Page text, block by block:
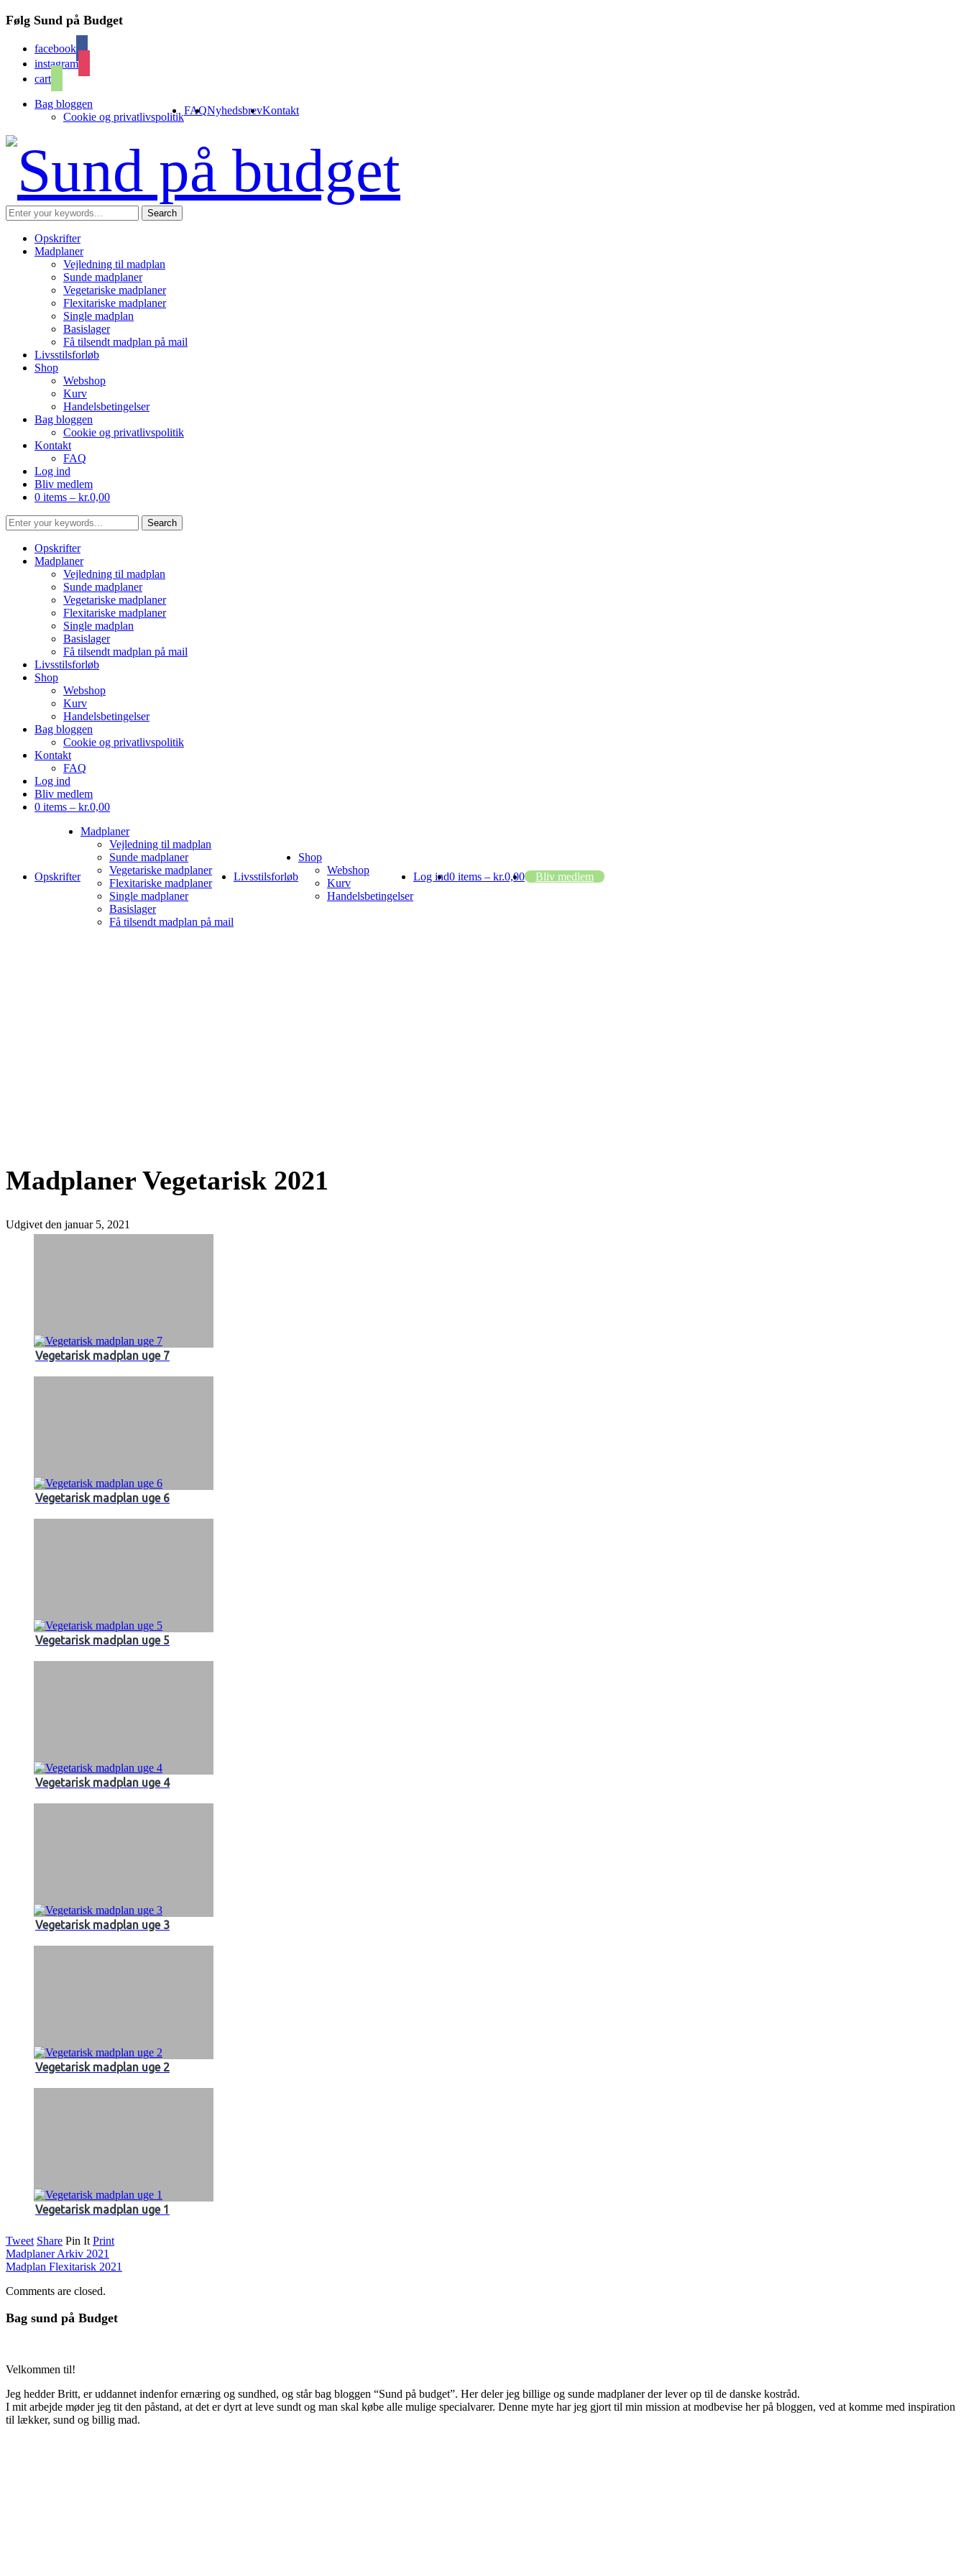
Følg Sund på Budget
facebook
instagram
cart
Bag bloggen
Cookie og privatlivspolitik
FAQNyhedsbrevKontakt
Opskrifter
Madplaner
Vejledning til madplan
Sunde madplaner
Vegetariske madplaner
Flexitariske madplaner
Single madplan
Basislager
Få tilsendt madplan på mail
Livsstilsforløb
Shop
Webshop
Kurv
Handelsbetingelser
Bag bloggen
Cookie og privatlivspolitik
Kontakt
FAQ
Log ind
Bliv medlem
0 items – kr.0,00
Opskrifter
Madplaner
Vejledning til madplan
Sunde madplaner
Vegetariske madplaner
Flexitariske madplaner
Single madplan
Basislager
Få tilsendt madplan på mail
Livsstilsforløb
Shop
Webshop
Kurv
Handelsbetingelser
Bag bloggen
Cookie og privatlivspolitik
Kontakt
FAQ
Log ind
Bliv medlem
0 items – kr.0,00
Opskrifter
Madplaner
Vejledning til madplan
Sunde madplaner
Vegetariske madplaner
Flexitariske madplaner
Single madplaner
Basislager
Få tilsendt madplan på mail
Livsstilsforløb
Shop
Webshop
Kurv
Handelsbetingelser
Log ind Bliv medlem
0 items – kr.0,00
Madplaner Vegetarisk 2021
Udgivet den januar 5, 2021
Vegetarisk madplan uge 7
Vegetarisk madplan uge 6
Vegetarisk madplan uge 5
Vegetarisk madplan uge 4
Vegetarisk madplan uge 3
Vegetarisk madplan uge 2
Vegetarisk madplan uge 1
Tweet Share Pin It Print
Madplaner Arkiv 2021
Madplan Flexitarisk 2021
Comments are closed.
Bag sund på Budget
Velkommen til!
Jeg hedder Britt, er uddannet indenfor ernæring og sundhed, og står bag bloggen “Sund på budget”. Her deler jeg billige og sunde madplaner der lever op til de danske kostråd.
I mit arbejde møder jeg tit den påstand, at det er dyrt at leve sundt og man skal købe alle mulige specialvarer. Denne myte har jeg gjort til min mission at modbevise her på bloggen, ved at komme med inspiration
til lækker, sund og billig mad.